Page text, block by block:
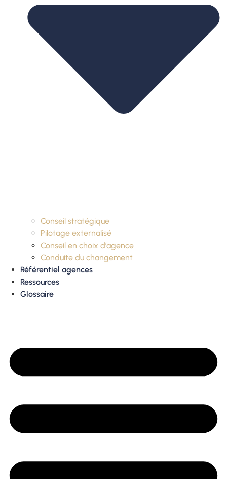
Conseil stratégique
Pilotage externalisé
Conseil en choix d’agence
Conduite du changement
Référentiel agences
Ressources
Glossaire